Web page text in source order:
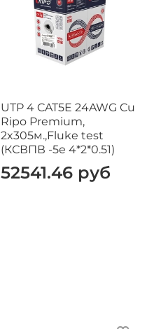
UTP 4 CAT5E 24AWG Cu
Ripo Premium,
2x305м.,Fluke test
(КСВПВ -5е 4*2*0.51)
52541.46 руб